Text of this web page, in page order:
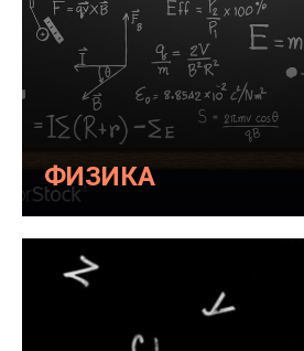
ФИЗИКА